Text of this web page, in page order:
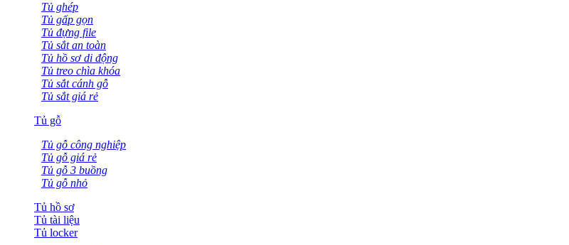
Tủ ghép
Tủ gấp gọn
Tủ đựng file
Tủ sắt an toàn
Tủ hồ sơ di động
Tủ treo chìa khóa
Tủ sắt cánh gỗ
Tủ sắt giá rẻ
Tủ gỗ
Tủ gỗ công nghiệp
Tủ gỗ giá rẻ
Tủ gỗ 3 buồng
Tủ gỗ nhỏ
Tủ hồ sơ
Tủ tài liệu
Tủ locker